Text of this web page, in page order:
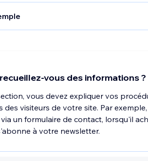
collectons et stockons toutes
sur l'ordinateur et la connexion, et
y compris les temps de
pages, les informations sur
pour naviguer en dehors de la page.
personnelles identifiables (y
vous des informations ?
vous devez expliquer vos
des visiteurs de votre site. Par
un formulaire de contact, lorsqu'il
à votre newsletter.